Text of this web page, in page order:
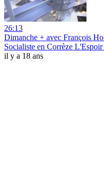
26:13
Dimanche + avec François
Socialiste en Corrèze
il y a 18 ans